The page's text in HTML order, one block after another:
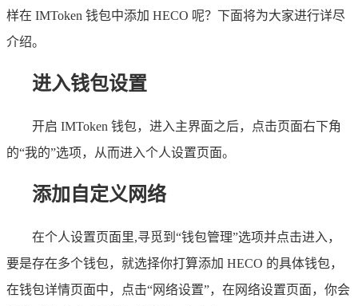
样在 IMToken 钱包中添加 HECO 呢？下面将为大家进行详尽
介绍。
进入钱包设置
开启 IMToken 钱包，进入主界面之后，点击页面右下角
的“我的”选项，从而进入个人设置页面。
添加自定义网络
在个人设置页面里,寻觅到“钱包管理”选项并点击进入，
要是存在多个钱包，就选择你打算添加 HECO 的具体钱包，
在钱包详情页面中，点击“网络设置”，在网络设置页面，你会